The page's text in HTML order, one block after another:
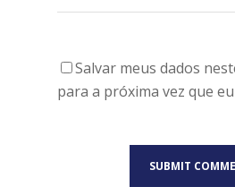
Salvar meus dados
para a próxima vez que